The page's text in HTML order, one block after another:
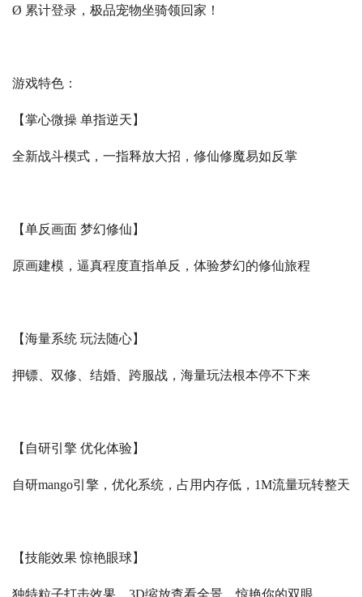
Ø 累计登录，极品宠物坐骑领回家！
游戏特色：
【掌心微操 单指逆天】
全新战斗模式，一指释放大招，修仙修魔易如反掌
【单反画面 梦幻修仙】
原画建模，逼真程度直指单反，体验梦幻的修仙旅程
【海量系统 玩法随心】
押镖、双修、结婚、跨服战，海量玩法根本停不下来
【自研引擎 优化体验】
自研mango引擎，优化系统，占用内存低， 1M流量玩转整天
【技能效果 惊艳眼球】